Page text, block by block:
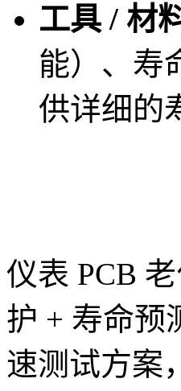
工具 / 材
能）、寿
供详细的
仪表 PCB
护 + 寿命预
速测试方案